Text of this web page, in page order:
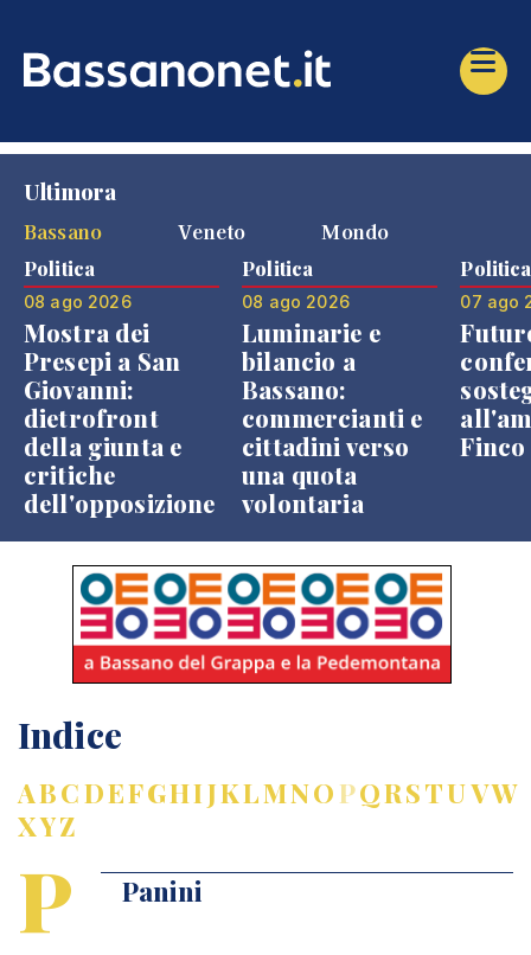
Ultimora
Bassano
Veneto Mondo
Politica
08 ago 2026
Mostra dei
Presepi a San
Giovanni:
dietrofront
della giunta e
critiche
dell'opposizione
Politica
08 ago 2026
Luminarie e
bilancio a
Bassano:
commercianti e
cittadini verso
una quota
volontaria
Politica
07 ago
Finco
Indice
ABCDEFGHIJKLMNOPQRSTUVW
XYZ
P Panini